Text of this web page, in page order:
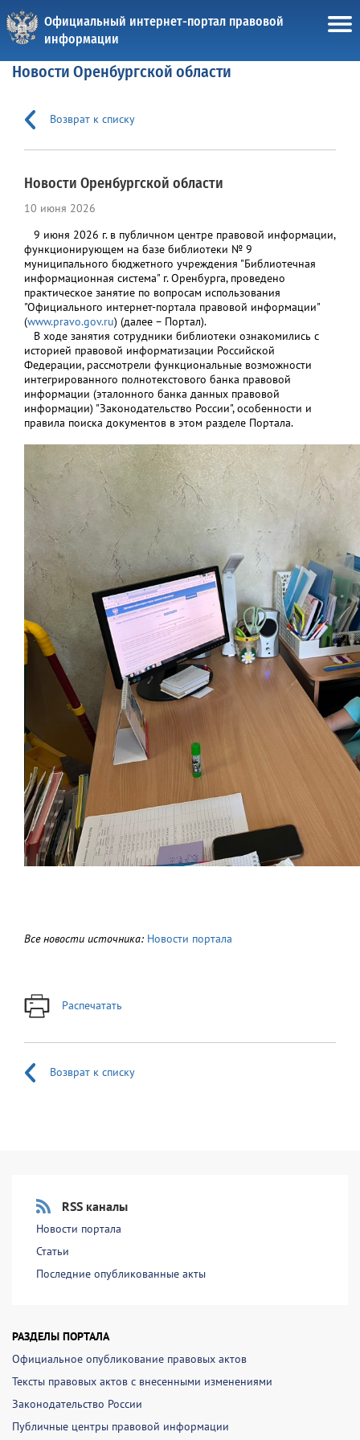
Официальный интернет-портал правовой
информации
Новости Оренбургской области
Возврат к списку
Новости Оренбургской области
10 июня 2026
9 июня 2026 г. в публичном центре правовой информации,
функционирующем на базе библиотеки № 9
муниципального бюджетного учреждения "Библиотечная
информационная система" г. Оренбурга, проведено
практическое занятие по вопросам использования
"Официального интернет-портала правовой информации"
(www.pravo.gov.ru) (далее – Портал).
В ходе занятия сотрудники библиотеки ознакомились с
историей правовой информатизации Российской
Федерации, рассмотрели функциональные возможности
интегрированного полнотекстового банка правовой
информации (эталонного банка данных правовой
информации) "Законодательство России", особенности и
правила поиска документов в этом разделе Портала.
Все новости источника: Новости портала
Распечатать
Возврат к списку
RSS каналы
Новости портала
Статьи
Последние опубликованные акты
РАЗДЕЛЫ ПОРТАЛА
Официальное опубликование правовых актов
Тексты правовых актов с внесенными изменениями
Законодательство России
Публичные центры правовой информации